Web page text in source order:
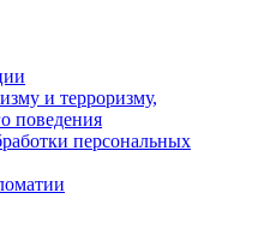
и терроризму,
поведения
персональных